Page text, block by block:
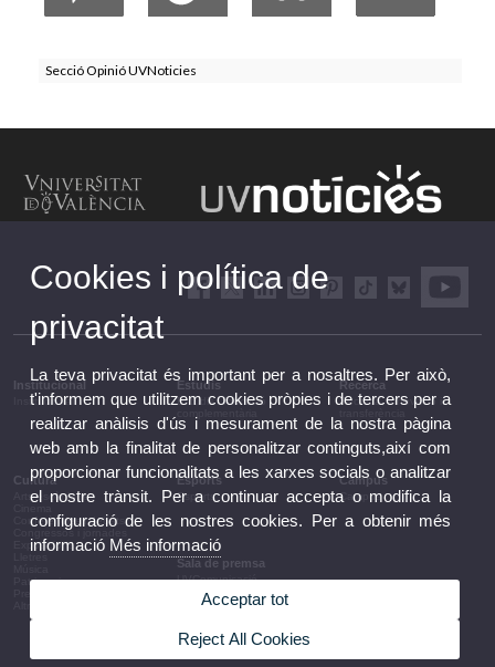
Secció Opinió UVNoticies
Institucional
Institucional
Estudis
Estudis i formació
Recerca
Recerca, innovació i
Cultura
Arts escèniques
Conferències i debats
Congressos i jornades
Exposicions
Patrimoni
Esports
Esports
Campus
Campus
Sala de premsa
UVComunicació
Notes de premsa
Agenda de govern
Informació corporativa
Cookies i política de
privacitat
La teva privacitat és important per a nosaltres. Per això,
t'informem que utilitzem cookies pròpies i de tercers per a
realitzar anàlisis d'ús i mesurament de la nostra pàgina
web amb la finalitat de personalitzar continguts,així com
proporcionar funcionalitats a les xarxes socials o analitzar
el nostre trànsit. Per a continuar accepta o modifica la
configuració de les nostres cookies. Per a obtenir més
informació Més informació
Acceptar tot
Reject All Cookies